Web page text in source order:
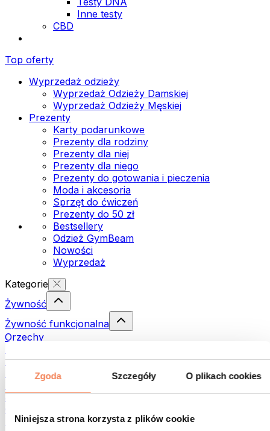
Zgoda Szczegóły O plikach cookies
Niniejsza strona korzysta z plików cookie
Inne testy
CBD
Top oferty
Wyprzedaż odzieży
Wyprzedaż Odzieży Damskiej
Wyprzedaż Odzieży Męskiej
Prezenty
Karty podarunkowe
Prezenty dla rodziny
Prezenty dla niej
Prezenty dla niego
Prezenty do gotowania i pieczenia
Moda i akcesoria
Sprzęt do ćwiczeń
Prezenty do 50 zł
Bestsellery
Odzież GymBeam
Nowości
Wyprzedaż
Kategorie
Żywność
Żywność funkcjonalna
Orzechy
Pasty i kremy do smarowania
Jajka
Chleb i pieczywo
Mięso